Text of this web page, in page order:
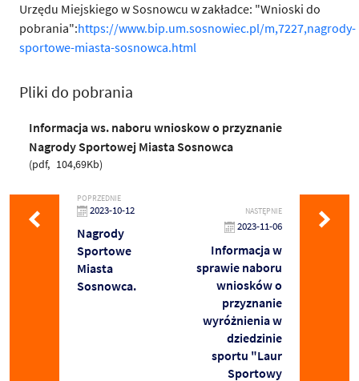
Urzędu Miejskiego w Sosnowcu w zakładce: "Wnioski do
pobrania":https://www.bip.um.sosnowiec.pl/m,7227,nagrody-
sportowe-miasta-sosnowca.html
Pliki do pobrania
Informacja ws. naboru wnioskow o przyznanie
Nagrody Sportowej Miasta Sosnowca
pdf 104,69Kb
POPRZEDNIE
2023-10-12
Nagrody
Sportowe
Miasta
Sosnowca.
NASTĘPNIE
2023-11-06
Informacja w
sprawie naboru
wniosków o
przyznanie
wyróżnienia w
dziedzinie
sportu "Laur
Sportowy